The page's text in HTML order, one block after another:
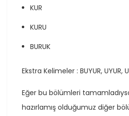
KUR
KURU
BURUK
Ekstra Kelimeler : BUYUR, UYUR,
Eğer bu bölümleri
hazırlamış olduğumuz diğer